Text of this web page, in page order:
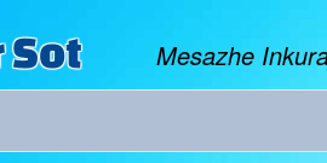
Sot Mesazhe